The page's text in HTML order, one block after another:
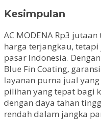
Kesimpulan
AC MODENA Rp3
harga terjangkau,
pasar Indonesia.
Blue Fin Coating,
layanan purna jual
pilihan yang tepat bagi
dengan daya tahan
rendah dalam jangka